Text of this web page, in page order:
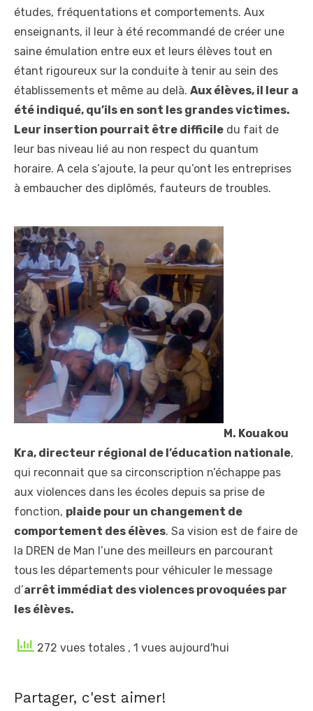
études, fréquentations et comportements. Aux
enseignants, il leur à été recommandé de créer une
saine émulation entre eux et leurs élèves tout en
étant rigoureux sur la conduite à tenir au sein des
établissements et même au delà. Aux élèves, il leur a
été indiqué, qu’ils en sont les grandes victimes.
Leur insertion pourrait être difficile du fait de
leur bas niveau lié au non respect du quantum
horaire. A cela s’ajoute, la peur qu’ont les entreprises
à embaucher des diplômés, fauteurs de troubles.
M. Kouakou
Kra, directeur régional de l’éducation nationale,
qui reconnait que sa circonscription n’échappe pas
aux violences dans les écoles depuis sa prise de
fonction, plaide pour un changement de
comportement des élèves. Sa vision est de faire de
la DREN de Man l’une des meilleurs en parcourant
tous les départements pour véhiculer le message
d’arrêt immédiat des violences provoquées par
les élèves.
272 vues totales , 1 vues aujourd'hui
Partager, c'est aimer!